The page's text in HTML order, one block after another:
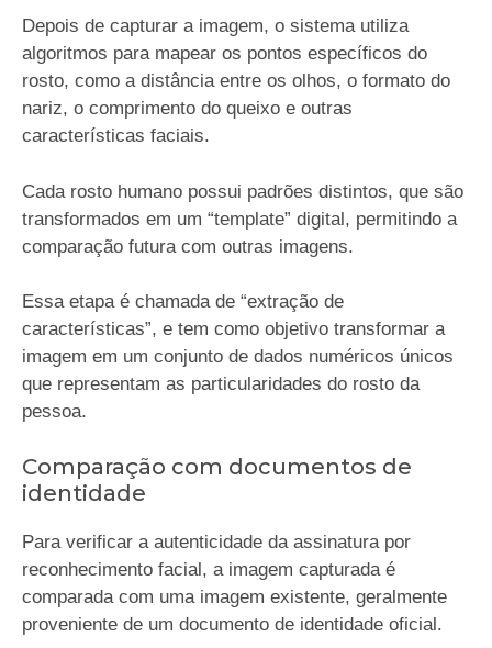
Depois de capturar a imagem, o sistema utiliza
algoritmos para mapear os pontos específicos do
rosto, como a distância entre os olhos, o formato do
nariz, o comprimento do queixo e outras
características faciais.
Cada rosto humano possui padrões distintos, que são
transformados em um “template” digital, permitindo a
comparação futura com outras imagens.
Essa etapa é chamada de “extração de
características”, e tem como objetivo transformar a
imagem em um conjunto de dados numéricos únicos
que representam as particularidades do rosto da
pessoa.
Comparação com documentos de
identidade
Para verificar a autenticidade da assinatura por
reconhecimento facial, a imagem capturada é
comparada com uma imagem existente, geralmente
proveniente de um documento de identidade oficial.